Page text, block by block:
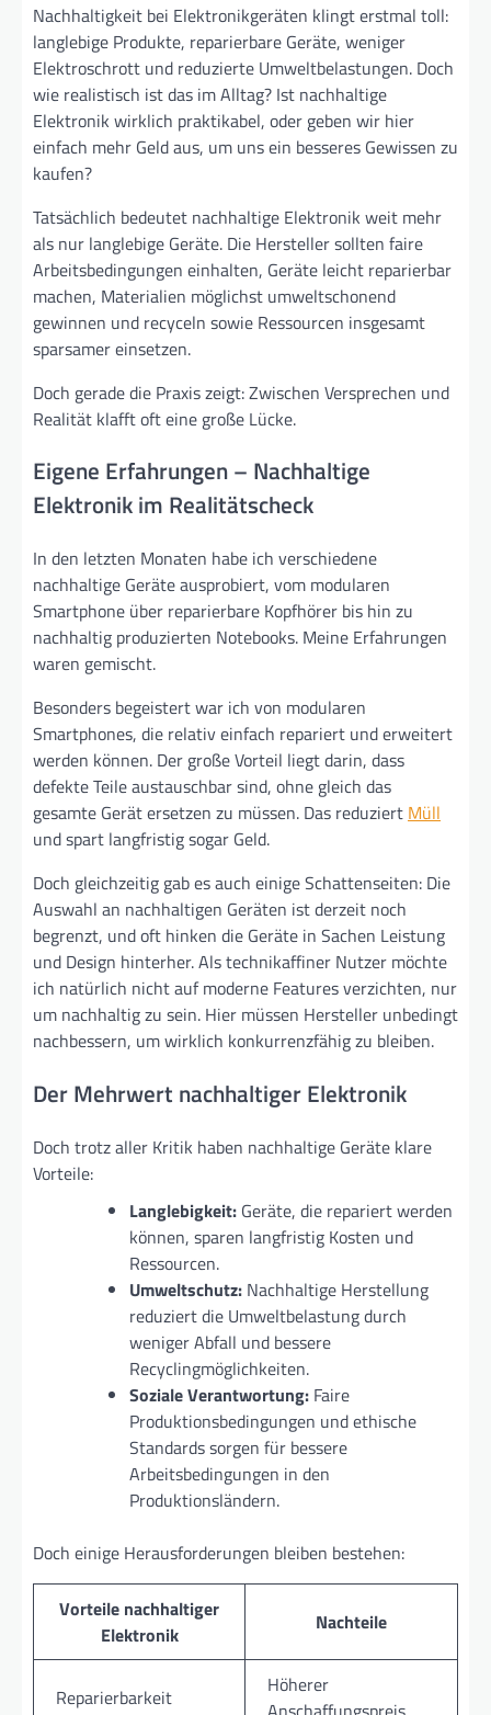
Nachhaltigkeit bei Elektronikgeräten klingt erstmal toll:
langlebige Produkte, reparierbare Geräte, weniger
Elektroschrott und reduzierte Umweltbelastungen. Doch
wie realistisch ist das im Alltag? Ist nachhaltige
Elektronik wirklich praktikabel, oder geben wir hier
einfach mehr Geld aus, um uns ein besseres Gewissen zu
kaufen?
Tatsächlich bedeutet nachhaltige Elektronik weit mehr
als nur langlebige Geräte. Die Hersteller sollten faire
Arbeitsbedingungen einhalten, Geräte leicht reparierbar
machen, Materialien möglichst umweltschonend
gewinnen und recyceln sowie Ressourcen insgesamt
sparsamer einsetzen.
Doch gerade die Praxis zeigt: Zwischen Versprechen und
Realität klafft oft eine große Lücke.
Eigene Erfahrungen – Nachhaltige
Elektronik im Realitätscheck
In den letzten Monaten habe ich verschiedene
nachhaltige Geräte ausprobiert, vom modularen
Smartphone über reparierbare Kopfhörer bis hin zu
nachhaltig produzierten Notebooks. Meine Erfahrungen
waren gemischt.
Besonders begeistert war ich von modularen
Smartphones, die relativ einfach repariert und erweitert
werden können. Der große Vorteil liegt darin, dass
defekte Teile austauschbar sind, ohne gleich das
gesamte Gerät ersetzen zu müssen. Das reduziert Müll
und spart langfristig sogar Geld.
Doch gleichzeitig gab es auch einige Schattenseiten: Die
Auswahl an nachhaltigen Geräten ist derzeit noch
begrenzt, und oft hinken die Geräte in Sachen Leistung
und Design hinterher. Als technikaffiner Nutzer möchte
ich natürlich nicht auf moderne Features verzichten, nur
um nachhaltig zu sein. Hier müssen Hersteller unbedingt
nachbessern, um wirklich konkurrenzfähig zu bleiben.
Der Mehrwert nachhaltiger Elektronik
Doch trotz aller Kritik haben nachhaltige Geräte klare
Vorteile:
Langlebigkeit: Geräte, die repariert werden
können, sparen langfristig Kosten und
Ressourcen.
Umweltschutz: Nachhaltige Herstellung
reduziert die Umweltbelastung durch
weniger Abfall und bessere
Recyclingmöglichkeiten.
Soziale Verantwortung: Faire
Produktionsbedingungen und ethische
Standards sorgen für bessere
Arbeitsbedingungen in den
Produktionsländern.
Doch einige Herausforderungen bleiben bestehen:
Vorteile nachhaltiger
Elektronik
Nachteile
Reparierbarkeit
Höherer